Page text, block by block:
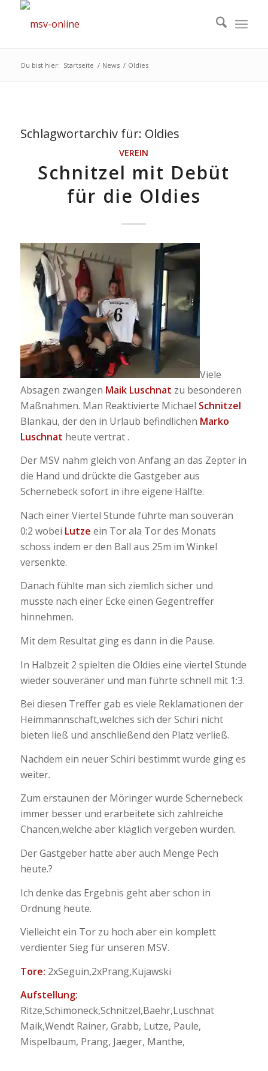
Du bist hier: Startseite / News / Oldies
Schlagwortarchiv für: Oldies
VEREIN
Schnitzel mit Debüt
für die Oldies
Viele
Absagen zwangen Maik Luschnat zu besonderen
Maßnahmen. Man Reaktivierte Michael Schnitzel
Blankau, der den in Urlaub befindlichen Marko
Luschnat heute vertrat .
Der MSV nahm gleich von Anfang an das Zepter in
die Hand und drückte die Gastgeber aus
Schernebeck sofort in ihre eigene Hälfte.
Nach einer Viertel Stunde führte man souverän
0:2 wobei Lutze ein Tor ala Tor des Monats
schoss indem er den Ball aus 25m im Winkel
versenkte.
Danach fühlte man sich ziemlich sicher und
musste nach einer Ecke einen Gegentreffer
hinnehmen.
Mit dem Resultat ging es dann in die Pause.
In Halbzeit 2 spielten die Oldies eine viertel Stunde
wieder souveräner und man führte schnell mit 1:3.
Bei diesen Treffer gab es viele Reklamationen der
Heimmannschaft,welches sich der Schiri nicht
bieten ließ und anschließend den Platz verließ.
Nachdem ein neuer Schiri bestimmt wurde ging es
weiter.
Zum erstaunen der Möringer wurde Schernebeck
immer besser und erarbeitete sich zahlreiche
Chancen,welche aber kläglich vergeben wurden.
Der Gastgeber hatte aber auch Menge Pech
heute.?
Ich denke das Ergebnis geht aber schon in
Ordnung heute.
Vielleicht ein Tor zu hoch aber ein komplett
verdienter Sieg für unseren MSV.
Tore: 2xSeguin,2xPrang,Kujawski
Aufstellung:
Ritze,Schimoneck,Schnitzel,Baehr,Luschnat
Maik,Wendt Rainer, Grabb, Lutze, Paule,
Mispelbaum, Prang, Jaeger, Manthe,